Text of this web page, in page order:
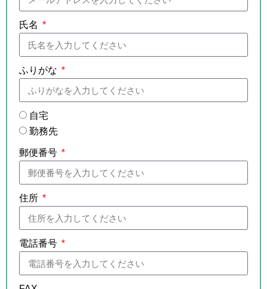
氏名
ふりがな
自宅
勤務先
郵便番号
住所
電話番号